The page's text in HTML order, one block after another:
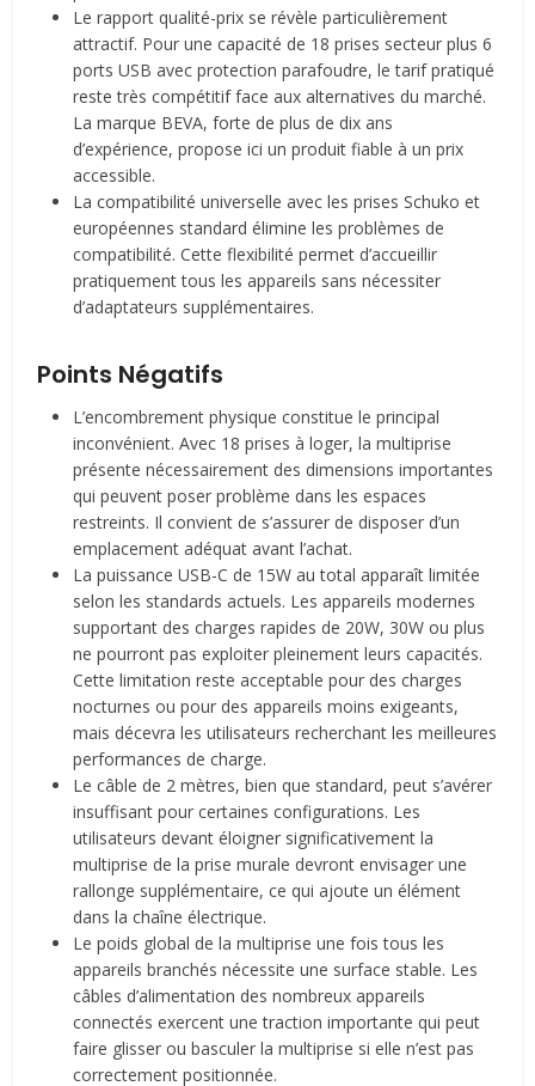
Le rapport qualité-prix se révèle particulièrement
attractif. Pour une capacité de 18 prises secteur plus 6
ports USB avec protection parafoudre, le tarif pratiqué
reste très compétitif face aux alternatives du marché.
La marque BEVA, forte de plus de dix ans
d’expérience, propose ici un produit fiable à un prix
accessible.
La compatibilité universelle avec les prises Schuko et
européennes standard élimine les problèmes de
compatibilité. Cette flexibilité permet d’accueillir
pratiquement tous les appareils sans nécessiter
d’adaptateurs supplémentaires.
Points Négatifs
L’encombrement physique constitue le principal
inconvénient. Avec 18 prises à loger, la multiprise
présente nécessairement des dimensions importantes
qui peuvent poser problème dans les espaces
restreints. Il convient de s’assurer de disposer d’un
emplacement adéquat avant l’achat.
La puissance USB-C de 15W au total apparaît limitée
selon les standards actuels. Les appareils modernes
supportant des charges rapides de 20W, 30W ou plus
ne pourront pas exploiter pleinement leurs capacités.
Cette limitation reste acceptable pour des charges
nocturnes ou pour des appareils moins exigeants,
mais décevra les utilisateurs recherchant les meilleures
performances de charge.
Le câble de 2 mètres, bien que standard, peut s’avérer
insuffisant pour certaines configurations. Les
utilisateurs devant éloigner significativement la
multiprise de la prise murale devront envisager une
rallonge supplémentaire, ce qui ajoute un élément
dans la chaîne électrique.
Le poids global de la multiprise une fois tous les
appareils branchés nécessite une surface stable. Les
câbles d’alimentation des nombreux appareils
connectés exercent une traction importante qui peut
faire glisser ou basculer la multiprise si elle n’est pas
correctement positionnée.